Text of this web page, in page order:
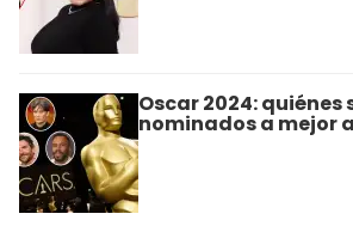
Oscar 2024: quiénes
nominados a mejor